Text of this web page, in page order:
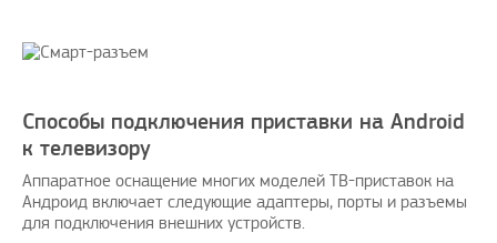
Способы подключения приставки на Android
к телевизору
Аппаратное оснащение многих моделей ТВ-приставок на
Андроид включает следующие адаптеры, порты и разъемы
для подключения внешних устройств.